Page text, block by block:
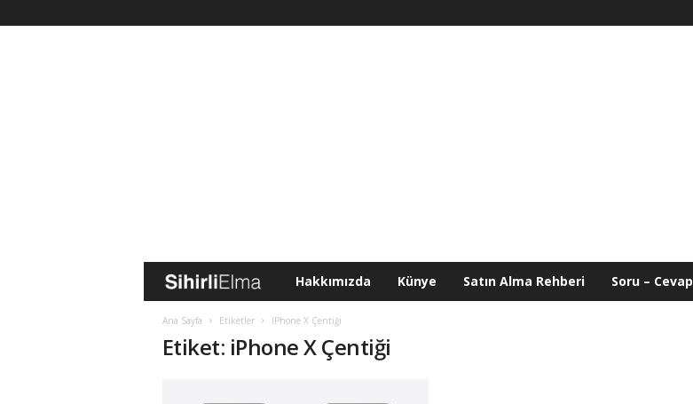
i
h
Hakkımızda Künye Satın Alma Rehberi Soru – Cevap
Ana Sayfa Etiketler IPhone X Çentiği
Etiket: iPhone X Çentiği